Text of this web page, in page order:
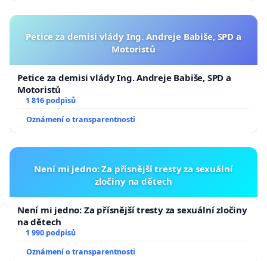
Petice za demisi vlády Ing. Andreje Babiše, SPD a
Motoristů
Petice za demisi vlády Ing. Andreje Babiše, SPD a
Motoristů
1 816 podpisů
Oznámení o transparentnosti
Není mi jedno: Za přísnější tresty za sexuální
zločiny na dětech
Není mi jedno: Za přísnější tresty za sexuální zločiny
na dětech
1 990 podpisů
Oznámení o transparentnosti